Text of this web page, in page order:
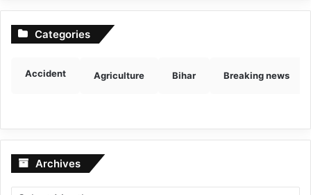
Categories
Accident Agriculture Bihar Breaking news
Archives Archives